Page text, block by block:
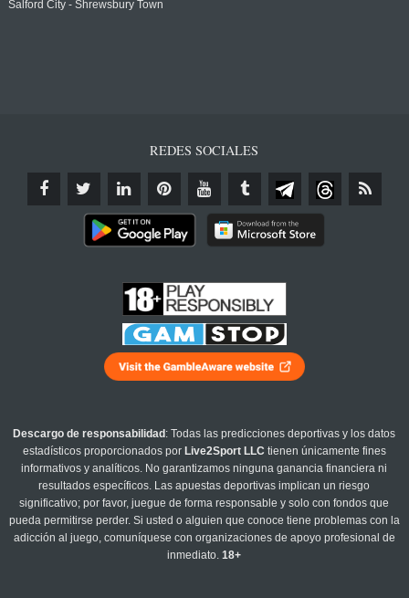
Salford City - Shrewsbury Town
REDES SOCIALES
Descargo de responsabilidad : Todas las predicciones deportivas y los datos
estadísticos proporcionados por Live2Sport LLC tienen únicamente fines
informativos y analíticos. No garantizamos ninguna ganancia financiera ni
resultados específicos. Las apuestas deportivas implican un riesgo
significativo; por favor, juegue de forma responsable y solo con fondos que
pueda permitirse perder. Si usted o alguien que conoce tiene problemas con la
adicción al juego, comuníquese con organizaciones de apoyo profesional de
inmediato.18+